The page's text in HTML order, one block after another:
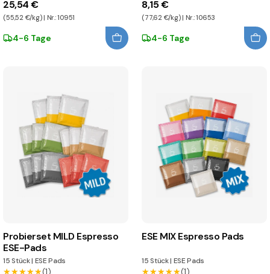
25,54 €
(55,52 €/kg) | Nr.: 10951
4-6 Tage
8,15 €
(77,62 €/kg) | Nr.: 10653
4-6 Tage
Probierset MILD Espresso
ESE-Pads
15 Stück| ESE Pads
★★★★★
★★★★★(1)
ESE MIX Espresso Pads
15 Stück| ESE Pads
★★★★★
★★★★★(1)